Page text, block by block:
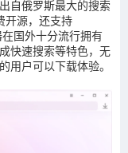
自俄罗斯最大的搜索
开源，还支持
国外十分流行拥有
快速搜索等特色，无
用户可以下载体验。